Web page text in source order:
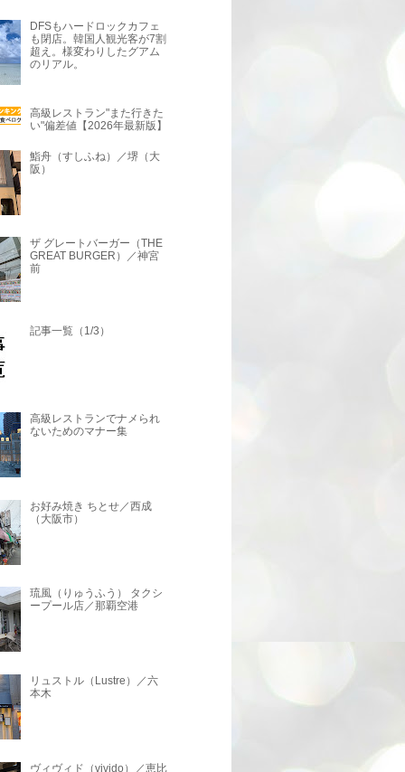
DFSもハードロックカフェ
も閉店。韓国人観光客が7割
超え。様変わりしたグアム
のリアル。
高級レストラン"また行きた
い"偏差値【2026年最新版】
鮨舟（すしふね）／堺（大
阪）
ザ グレートバーガー（THE
GREAT BURGER）／神宮
前
記事一覧（1/3）
高級レストランでナメられ
ないためのマナー集
お好み焼き ちとせ／西成
（大阪市）
琉風（りゅうふう） タクシ
ープール店／那覇空港
リュストル（Lustre）／六
本木
ヴィヴィド（vivido）／恵比